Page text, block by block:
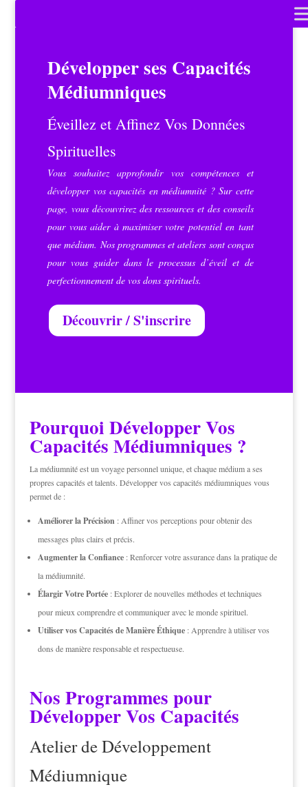
Développer ses Capacités
Médiumniques
Éveillez et Affinez Vos Données
Spirituelles
Vous souhaitez approfondir vos compétences et
développer vos capacités en médiumnité ? Sur cette
page, vous découvrirez des ressources et des conseils
pour vous aider à maximiser votre potentiel en tant
que médium. Nos programmes et ateliers sont conçus
pour vous guider dans le processus d’éveil et de
perfectionnement de vos dons spirituels.
Découvrir / S'inscrire
Pourquoi Développer Vos
Capacités Médiumniques ?
La médiumnité est un voyage personnel unique, et chaque médium a ses
propres capacités et talents. Développer vos capacités médiumniques vous
permet de :
Améliorer la Précision : Affiner vos perceptions pour obtenir des
messages plus clairs et précis.
Augmenter la Confiance: Renforcer votre assurance dans la pratique de
la médiumnité.
Élargir Votre Portée: Explorer de nouvelles méthodes et techniques
pour mieux comprendre et communiquer avec le monde spirituel.
Utiliser vos Capacités de Manière Éthique: Apprendre à utiliser vos
dons de manière responsable et respectueuse.
Nos Programmes pour
Développer Vos Capacités
Atelier de Développement
Médiumnique